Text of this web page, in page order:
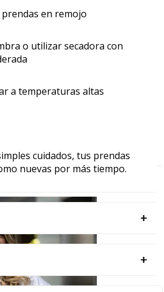
en remojo
o utilizar secadora con
temperaturas altas
cuidados, tus prendas
nuevas por más tiempo.
+
+